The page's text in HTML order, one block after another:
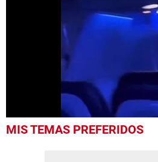
seconds
MIS TEMAS PREFERIDOS